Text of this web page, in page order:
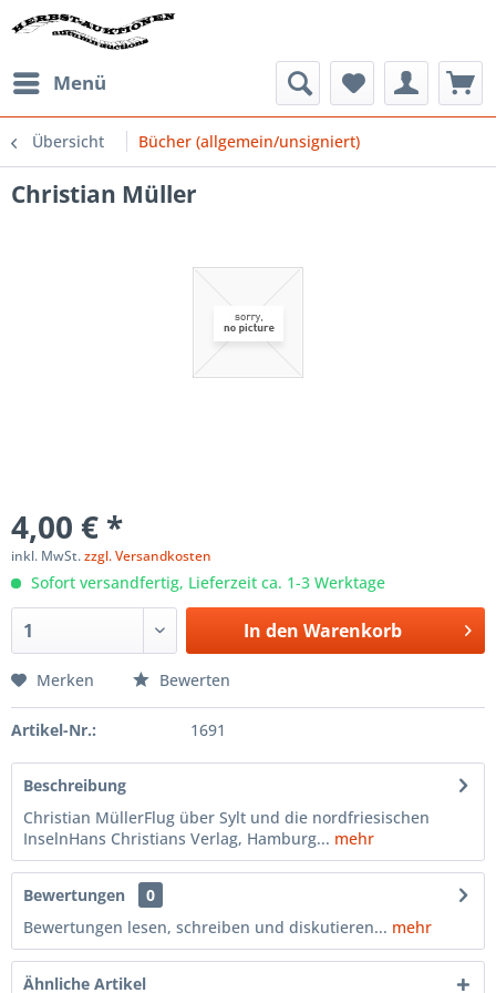
Menü
Übersicht Bücher (allgemein/unsigniert)
Christian Müller
4,00 € *
inkl. MwSt.zzgl. Versandkosten
Sofort versandfertig, Lieferzeit ca. 1-3 Werktage
In den Warenkorb
Merken Bewerten
Artikel-Nr.: 1691
Beschreibung
Christian MüllerFlug über Sylt und die nordfriesischen
InselnHans Christians Verlag, Hamburg... mehr
Bewertungen
0
Bewertungen lesen, schreiben und diskutieren... mehr
Ähnliche Artikel